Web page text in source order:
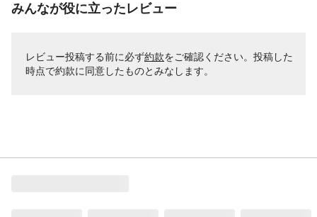
みんなが役に立ったレビュー
レビュー投稿する前に必ず約款をご確認ください。投稿した
時点で約款に同意したものとみなします。